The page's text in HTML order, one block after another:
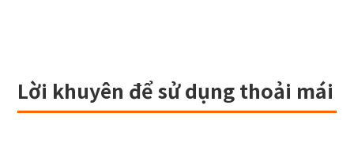
Lời khuyên để sử dụng thoải mái